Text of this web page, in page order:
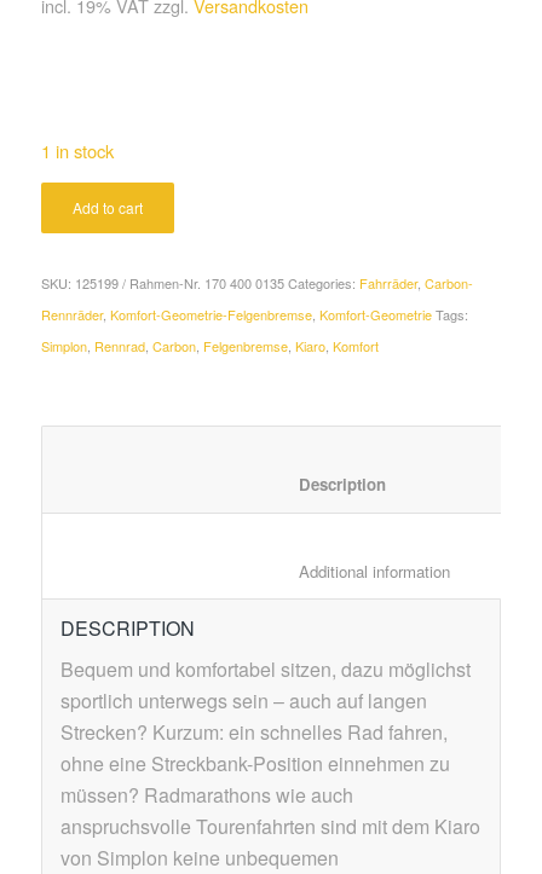
1 in stock
Add to cart
SKU: 125199 / Rahmen-Nr. 170 400 0135 Categories: Fahrräder, Carbon-
Rennräder, Komfort-Geometrie-Felgenbremse, Komfort-Geometrie Tags:
Simplon, Rennrad, Carbon, Felgenbremse, Kiaro, Komfort
DESCRIPTION
Bequem und komfortabel sitzen, dazu möglichst
sportlich unterwegs sein – auch auf langen
Strecken? Kurzum: ein schnelles Rad fahren,
ohne eine Streckbank-Position einnehmen zu
müssen? Radmarathons wie auch
anspruchsvolle Tourenfahrten sind mit dem Kiaro
von Simplon keine unbequemen